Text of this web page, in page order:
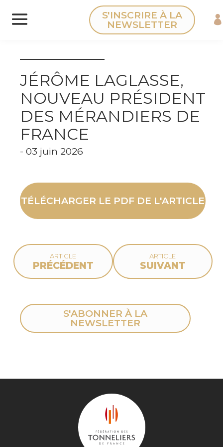
Panneau de gestion des cookies
S'INSCRIRE À LA
NEWSLETTER
JÉRÔME LAGLASSE,
NOUVEAU PRÉSIDENT
DES MÉRANDIERS DE
FRANCE
- 03 juin 2026
TÉLÉCHARGER LE PDF DE L'ARTICLE
ARTICLE
PRÉCÉDENT
ARTICLE
SUIVANT
S'ABONNER À LA
NEWSLETTER